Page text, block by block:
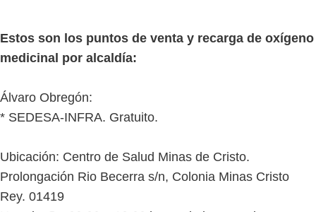
Estos son los puntos de venta y recarga de oxígeno
medicinal por alcaldía:
Álvaro Obregón:
* SEDESA-INFRA. Gratuito.
Ubicación: Centro de Salud Minas de Cristo.
Prolongación Rio Becerra s/n, Colonia Minas Cristo
Rey. 01419